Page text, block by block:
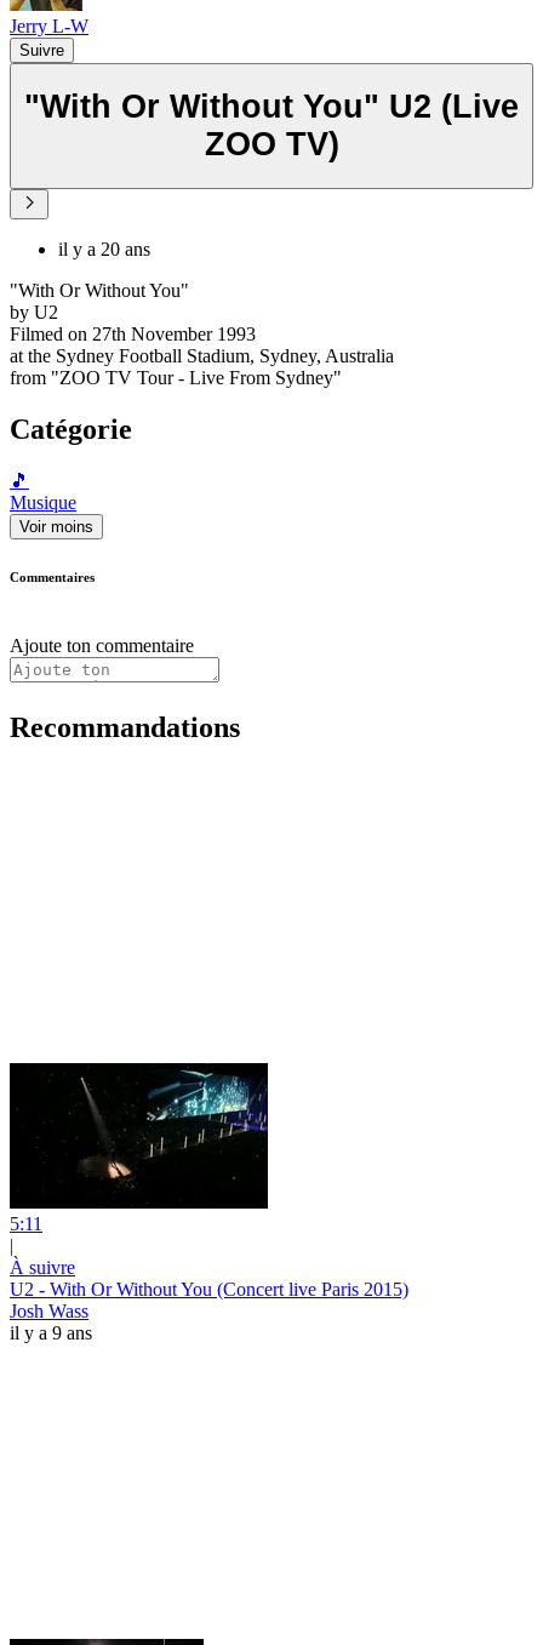
Jerry L-W
Suivre
"With Or Without You" U2 (Live
ZOO TV)
il y a 20 ans
"With Or Without You"
by U2
Filmed on 27th November 1993
at the Sydney Football Stadium, Sydney, Australia
from "ZOO TV Tour - Live From Sydney"
Catégorie
🎵
Musique
Voir moins
Commentaires
Ajoute ton commentaire
Recommandations
5:11
|
À suivre
U2 - With Or Without You (Concert live Paris 2015)
Josh Wass
il y a 9 ans